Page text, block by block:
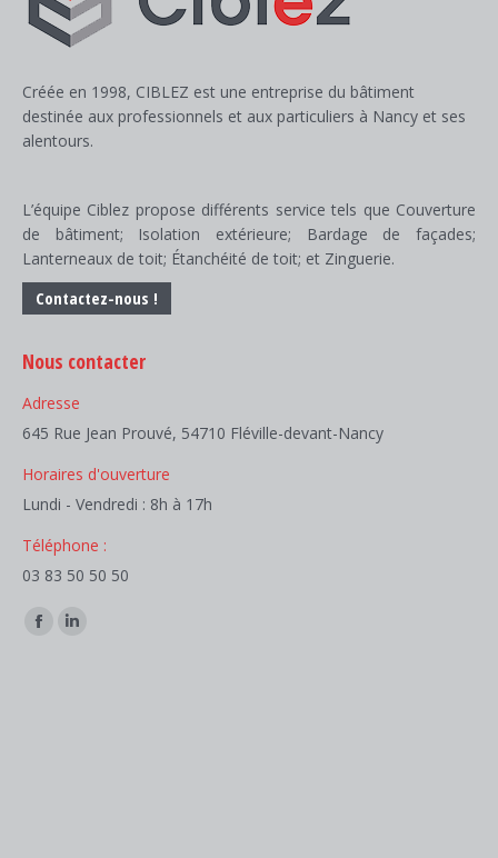
Créée en 1998, CIBLEZ est une entreprise du bâtiment
destinée aux professionnels et aux particuliers à Nancy et ses
alentours.
L’équipe Ciblez propose différents service tels que Couverture
de bâtiment; Isolation extérieure; Bardage de façades;
Lanterneaux de toit; Étanchéité de toit; et Zinguerie.
Contactez-nous !
Nous contacter
Adresse
645 Rue Jean Prouvé, 54710 Fléville-devant-Nancy
Horaires d'ouverture
Lundi - Vendredi : 8h à 17h
Téléphone :
03 83 50 50 50
Trouvez nous sur :
Facebook
LinkedIn